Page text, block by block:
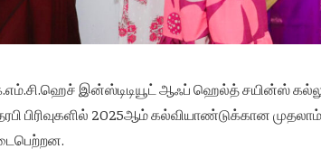
இன்ஸ்டிடியூட் ஆஃப் ஹெல்த் சயின்ஸ்
பிரிவுகளில் 2025ஆம் கல்வியாண்டுக்கான